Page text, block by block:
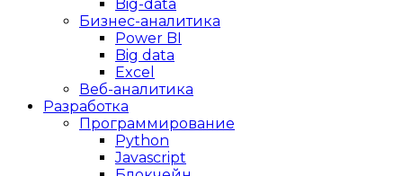
Big-data
Бизнес-аналитика
Power BI
Big data
Excel
Веб-аналитика
Разработка
Программирование
Python
Javascript